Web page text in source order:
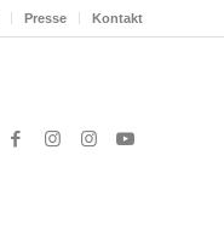
Presse Kontakt